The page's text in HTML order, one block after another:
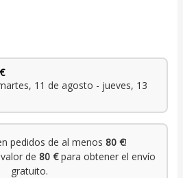
11 de agosto - jueves, 13
pedidos de al menos 80 €!
de 80 €para obtener el envío
gratuito.